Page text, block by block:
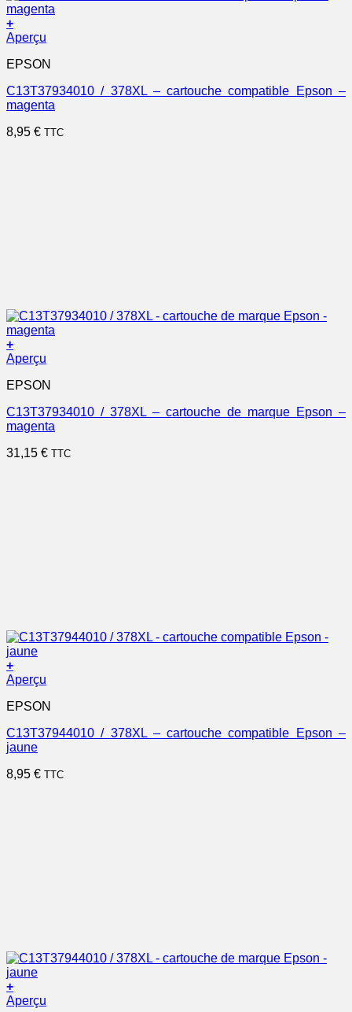
+
Aperçu
EPSON
C13T37934010 / 378XL – cartouche compatible Epson –
magenta
8,95 € TTC
+
Aperçu
EPSON
C13T37934010 / 378XL – cartouche de marque Epson –
magenta
31,15 € TTC
+
Aperçu
EPSON
C13T37944010 / 378XL – cartouche compatible Epson –
jaune
8,95 € TTC
+
Aperçu